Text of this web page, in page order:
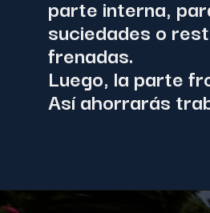
parte interna,
suciedades o
frenadas.
Luego, la parte
Así ahorrarás